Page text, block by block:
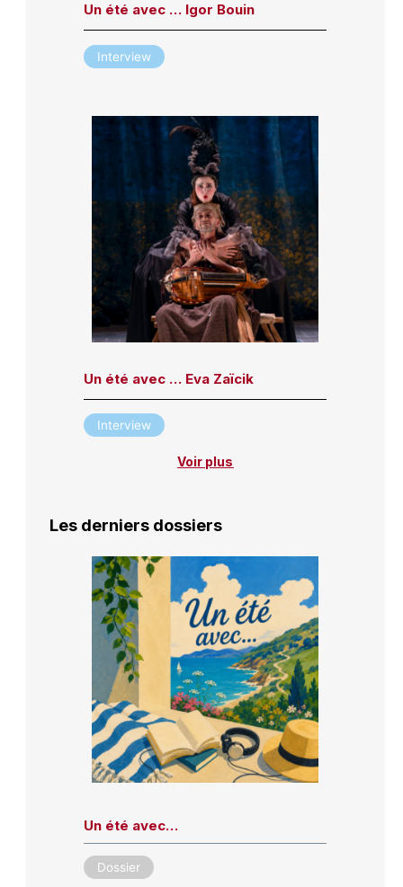
Un été avec … Igor Bouin
Interview
Un été avec … Eva Zaïcik
Interview
Voir plus
Les derniers dossiers
Un été avec…
Dossier